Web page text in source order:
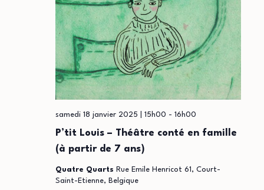
P’tit Louis – Théâtre conté en famille
(à partir de 7 ans)
samedi 18 janvier 2025 | 15h00 - 16h00
Quatre Quarts Rue Emile Henricot 61, Court-
Saint-Etienne, Belgique